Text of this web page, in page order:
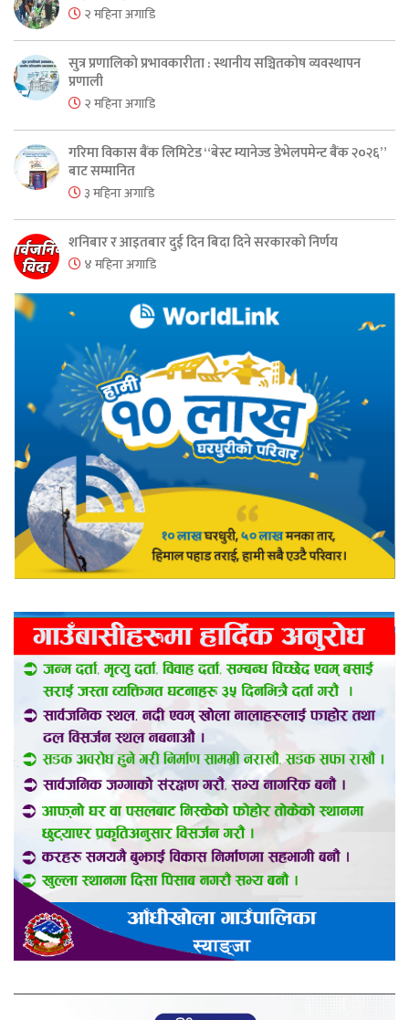
२ महिना अगाडि
सुत्र प्रणालिको प्रभावकारीता : स्थानीय सञ्चितकोष व्यवस्थापन
प्रणाली
२ महिना अगाडि
गरिमा विकास बैंक लिमिटेड “बेस्ट म्यानेज्ड डेभेलपमेन्ट बैंक २०२६”
बाट सम्मानित
३ महिना अगाडि
शनिबार र आइतबार दुई दिन बिदा दिने सरकारको निर्णय
४ महिना अगाडि